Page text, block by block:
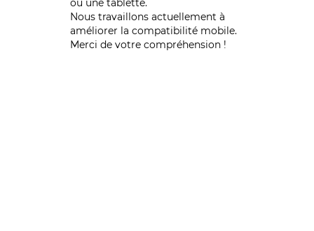
ou une tablette.
Nous travaillons actuellement à
améliorer la compatibilité mobile.
Merci de votre compréhension !